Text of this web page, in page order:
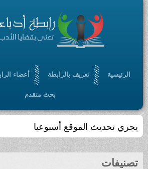
الرئيسية تعريف بالرابطة أعضاء الرابطة
بحث متقدم
يجري تحديث الموقع أسبوعيا
تصنيفات